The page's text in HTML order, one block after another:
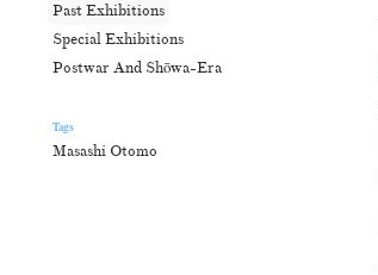
Past Exhibitions
Special Exhibitions
Postwar And Shōwa-Era
Tags
Masashi Otomo